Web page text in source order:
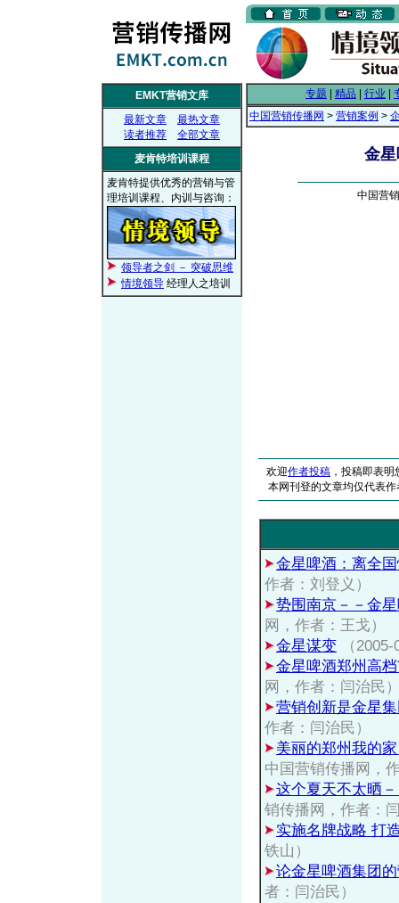
EMKT营销文库
最新文章
最热文章
读者推荐
全部文章
麦肯特培训课程
麦肯特提供优秀的营销与管
理培训课程、内训与咨询：
领导者之剑 － 突破思维
情境领导 经理人之培训
专题 精品 行业
中国营销传播网 > 营销案例 >
金
中国营
欢迎作者投稿 ，投稿即表
本网刊登的文章均仅代表
金星啤酒：离全
作者：刘登义）
势围南京－－金
网，作者：王戈）
金星谋变
（
金星啤酒郑州高
网，作者：闫治民
营销创新是金星
作者：闫治民）
美丽的郑州我的
中国营销传播网，
这个夏天不太晒
销传播网，作者：
实施名牌战略 打
铁山）
论金星啤酒集团
者：闫治民）